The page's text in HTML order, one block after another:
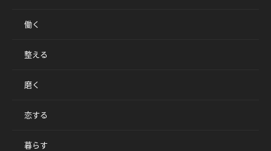
働く
整える
磨く
恋する
暮らす